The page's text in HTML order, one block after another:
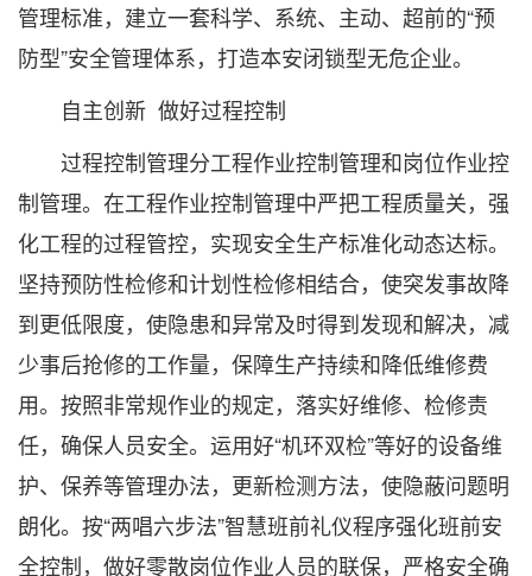
管理标准，建立一套科学、系统、主动、超前的“预
防型”安全管理体系，打造本安闭锁型无危企业。
自主创新 做好过程控制
过程控制管理分工程作业控制管理和岗位作业控
制管理。在工程作业控制管理中严把工程质量关，强
化工程的过程管控，实现安全生产标准化动态达标。
坚持预防性检修和计划性检修相结合，使突发事故降
到更低限度，使隐患和异常及时得到发现和解决，减
少事后抢修的工作量，保障生产持续和降低维修费
用。按照非常规作业的规定，落实好维修、检修责
任，确保人员安全。运用好“机环双检”等好的设备维
护、保养等管理办法，更新检测方法，使隐蔽问题明
朗化。按“两唱六步法”智慧班前礼仪程序强化班前安
全控制，做好零散岗位作业人员的联保，严格安全确